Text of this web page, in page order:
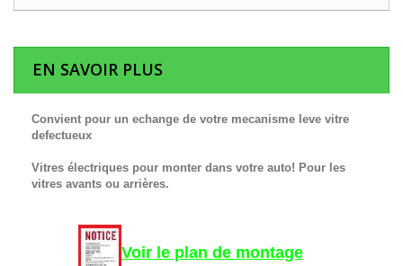
EN SAVOIR PLUS
Convient pour un echange de votre mecanisme leve vitre
defectueux
Vitres électriques pour monter dans votre auto! Pour les
vitres avants ou arrières.
Voir le plan de montage